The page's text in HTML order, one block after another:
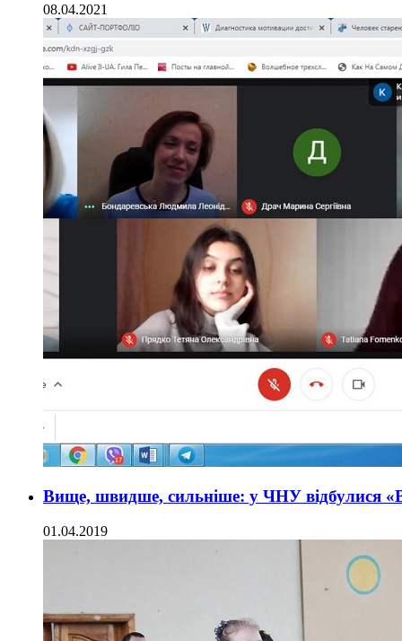
08.04.2021
Вище, швидше, сильніше: у ЧНУ відбулися
01.04.2019